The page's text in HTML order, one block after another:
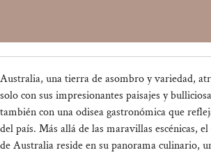
Australia, una tierra de asombro y variedad,
solo con sus impresionantes paisajes y
también con una odisea gastronómica que
del país. Más allá de las maravillas escénicas,
de Australia reside en su panorama culinario,